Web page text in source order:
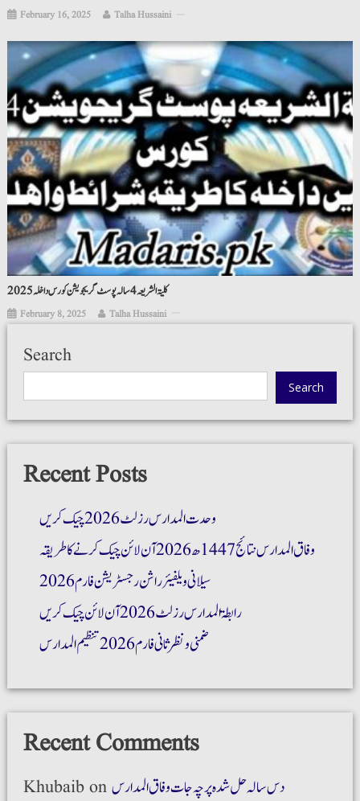
February 16, 2025 Talha Hussaini
کلیۃ الشریعہ 4 سالہ پوسٹ گریجویشن کورس داخلہ 2025
February 8, 2025 Talha Hussaini
Search
Search
Recent Posts
وحدت المدارس رزلٹ 2026 چیک کریں
وفاق المدارس نتائج 1447ھ 2026 آن لائن چیک کرنے کا طریقہ
سیلانی ویلفیئر راشن رجسٹریشن فارم 2026
رابطۃ المدارس رزلٹ 2026 آن لائن چیک کریں
ضمنی و نظر ثانی فارم 2026 تنظیم المدارس
Recent Comments
Khubaibonدس سالہ حل شدہ پرچہ جات وفاق المدارس